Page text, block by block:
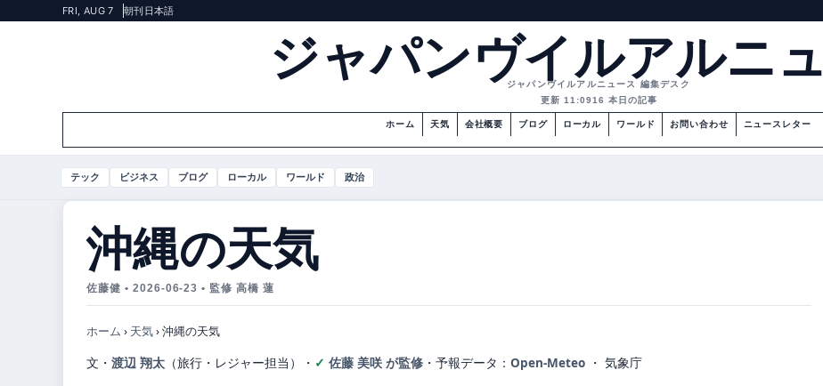
FRI, AUG 7 朝刊 日本語
ジャパンヴイルアルニ
ジャパンヴイルアルニュース 編集デスク
更新 11:0916 本日の記事
ホーム 天気 会社概要 ブログ ローカル ワールド お問い合わせ ニュースレター
テック ビジネス ブログ ローカル ワールド 政治
沖縄の天気
佐藤健 • 2026-06-23 • 監修 高橋 蓮
ホーム › 天気›沖縄の天気
文・ 渡辺 翔太 （旅行・レジャー担当） ・ 佐藤 美咲 が監修 ・ 予報データ： Open-Meteo ・ 気象庁